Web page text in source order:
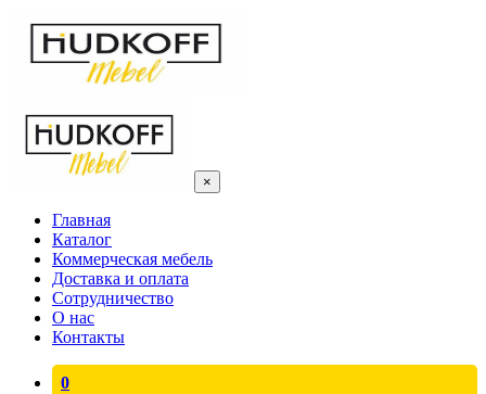
×
Главная
Каталог
Коммерческая мебель
Доставка и оплата
Сотрудничество
О нас
Контакты
0